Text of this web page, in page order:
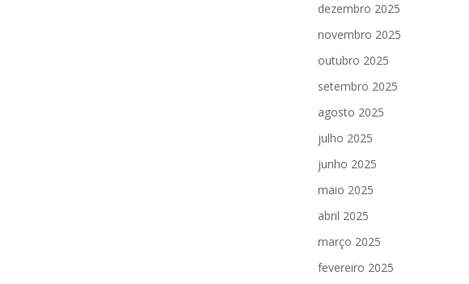
dezembro 2025
novembro 2025
outubro 2025
setembro 2025
agosto 2025
julho 2025
junho 2025
maio 2025
abril 2025
março 2025
fevereiro 2025